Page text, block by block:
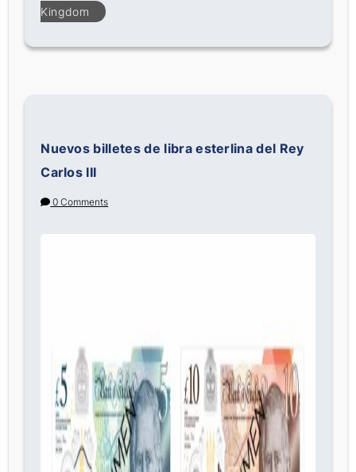
Kingdom
Nuevos billetes de libra esterlina del Rey
Carlos III
0 Comments